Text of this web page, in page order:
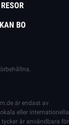
BO
är endast av
eller internationella
är användbara för